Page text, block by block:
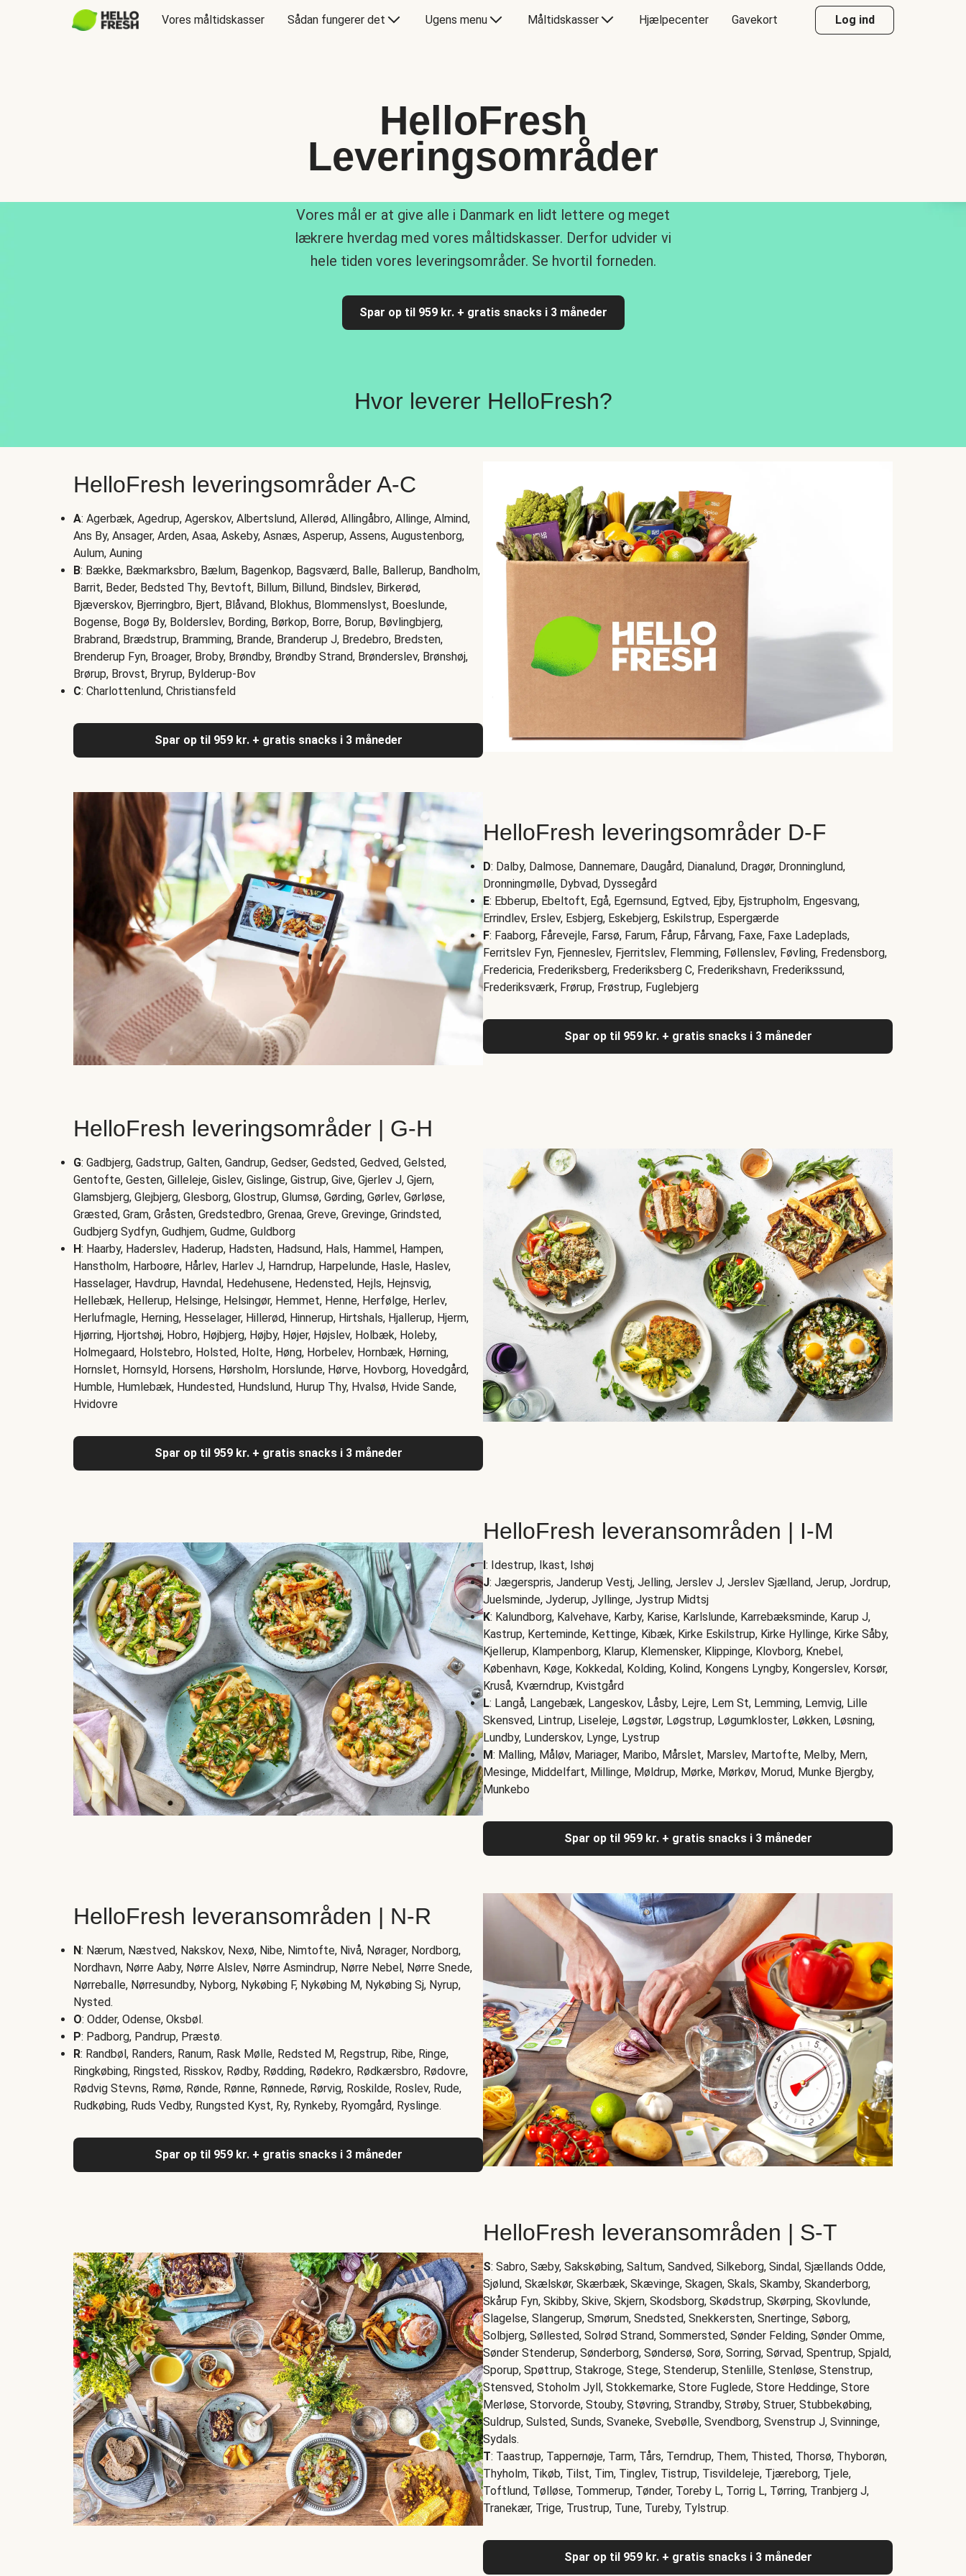
Vores måltidskasser Sådan fungerer det Ugens menu Måltidskasser Hjælpecenter Gavekort Log ind
HelloFresh
Leveringsområder
Vores mål er at give alle i Danmark en lidt lettere og meget
lækrere hverdag med vores måltidskasser. Derfor udvider vi
hele tiden vores leveringsområder. Se hvortil forneden.
Spar op til 959 kr. + gratis snacks i 3 måneder
Hvor leverer HelloFresh?
HelloFresh leveringsområder A-C
A: Agerbæk, Agedrup, Agerskov, Albertslund, Allerød, Allingåbro, Allinge, Almind,
Ans By, Ansager, Arden, Asaa, Askeby, Asnæs, Asperup, Assens, Augustenborg,
Aulum, Auning
B: Bække, Bækmarksbro, Bælum, Bagenkop, Bagsværd, Balle, Ballerup, Bandholm,
Barrit, Beder, Bedsted Thy, Bevtoft, Billum, Billund, Bindslev, Birkerød,
Bjæverskov, Bjerringbro, Bjert, Blåvand, Blokhus, Blommenslyst, Boeslunde,
Bogense, Bogø By, Bolderslev, Bording, Børkop, Borre, Borup, Bøvlingbjerg,
Brabrand, Brædstrup, Bramming, Brande, Branderup J, Bredebro, Bredsten,
Brenderup Fyn, Broager, Broby, Brøndby, Brøndby Strand, Brønderslev, Brønshøj,
Brørup, Brovst, Bryrup, Bylderup-Bov
C: Charlottenlund, Christiansfeld
Spar op til 959 kr. + gratis snacks i 3 måneder
HelloFresh leveringsområder D-F
D: Dalby, Dalmose, Dannemare, Daugård, Dianalund, Dragør, Dronninglund,
Dronningmølle, Dybvad, Dyssegård
E: Ebberup, Ebeltoft, Egå, Egernsund, Egtved, Ejby, Ejstrupholm, Engesvang,
Errindlev, Erslev, Esbjerg, Eskebjerg, Eskilstrup, Espergærde
F: Faaborg, Fårevejle, Farsø, Farum, Fårup, Fårvang, Faxe, Faxe Ladeplads,
Ferritslev Fyn, Fjenneslev, Fjerritslev, Flemming, Føllenslev, Føvling, Fredensborg,
Fredericia, Frederiksberg, Frederiksberg C, Frederikshavn, Frederikssund,
Frederiksværk, Frørup, Frøstrup, Fuglebjerg
Spar op til 959 kr. + gratis snacks i 3 måneder
HelloFresh leveringsområder | G-H
G: Gadbjerg, Gadstrup, Galten, Gandrup, Gedser, Gedsted, Gedved, Gelsted,
Gentofte, Gesten, Gilleleje, Gislev, Gislinge, Gistrup, Give, Gjerlev J, Gjern,
Glamsbjerg, Glejbjerg, Glesborg, Glostrup, Glumsø, Gørding, Gørlev, Gørløse,
Græsted, Gram, Gråsten, Gredstedbro, Grenaa, Greve, Grevinge, Grindsted,
Gudbjerg Sydfyn, Gudhjem, Gudme, Guldborg
H: Haarby, Haderslev, Haderup, Hadsten, Hadsund, Hals, Hammel, Hampen,
Hanstholm, Harboøre, Hårlev, Harlev J, Harndrup, Harpelunde, Hasle, Haslev,
Hasselager, Havdrup, Havndal, Hedehusene, Hedensted, Hejls, Hejnsvig,
Hellebæk, Hellerup, Helsinge, Helsingør, Hemmet, Henne, Herfølge, Herlev,
Herlufmagle, Herning, Hesselager, Hillerød, Hinnerup, Hirtshals, Hjallerup, Hjerm,
Hjørring, Hjortshøj, Hobro, Højbjerg, Højby, Højer, Højslev, Holbæk, Holeby,
Holmegaard, Holstebro, Holsted, Holte, Høng, Horbelev, Hornbæk, Hørning,
Hornslet, Hornsyld, Horsens, Hørsholm, Horslunde, Hørve, Hovborg, Hovedgård,
Humble, Humlebæk, Hundested, Hundslund, Hurup Thy, Hvalsø, Hvide Sande,
Hvidovre
Spar op til 959 kr. + gratis snacks i 3 måneder
HelloFresh leveransområden | I-M
I: Idestrup, Ikast, Ishøj
J: Jægerspris, Janderup Vestj, Jelling, Jerslev J, Jerslev Sjælland, Jerup, Jordrup,
Juelsminde, Jyderup, Jyllinge, Jystrup Midtsj
K: Kalundborg, Kalvehave, Karby, Karise, Karlslunde, Karrebæksminde, Karup J,
Kastrup, Kerteminde, Kettinge, Kibæk, Kirke Eskilstrup, Kirke Hyllinge, Kirke Såby,
Kjellerup, Klampenborg, Klarup, Klemensker, Klippinge, Klovborg, Knebel,
København, Køge, Kokkedal, Kolding, Kolind, Kongens Lyngby, Kongerslev, Korsør,
Kruså, Kværndrup, Kvistgård
L: Langå, Langebæk, Langeskov, Låsby, Lejre, Lem St, Lemming, Lemvig, Lille
Skensved, Lintrup, Liseleje, Løgstør, Løgstrup, Løgumkloster, Løkken, Løsning,
Lundby, Lunderskov, Lynge, Lystrup
M: Malling, Måløv, Mariager, Maribo, Mårslet, Marslev, Martofte, Melby, Mern,
Mesinge, Middelfart, Millinge, Møldrup, Mørke, Mørkøv, Morud, Munke Bjergby,
Munkebo
Spar op til 959 kr. + gratis snacks i 3 måneder
HelloFresh leveransområden | N-R
N: Nærum, Næstved, Nakskov, Nexø, Nibe, Nimtofte, Nivå, Nørager, Nordborg,
Nordhavn, Nørre Aaby, Nørre Alslev, Nørre Asmindrup, Nørre Nebel, Nørre Snede,
Nørreballe, Nørresundby, Nyborg, Nykøbing F, Nykøbing M, Nykøbing Sj, Nyrup,
Nysted.
O: Odder, Odense, Oksbøl.
P: Padborg, Pandrup, Præstø.
R: Randbøl, Randers, Ranum, Rask Mølle, Redsted M, Regstrup, Ribe, Ringe,
Ringkøbing, Ringsted, Risskov, Rødby, Rødding, Rødekro, Rødkærsbro, Rødovre,
Rødvig Stevns, Rømø, Rønde, Rønne, Rønnede, Rørvig, Roskilde, Roslev, Rude,
Rudkøbing, Ruds Vedby, Rungsted Kyst, Ry, Rynkeby, Ryomgård, Ryslinge.
Spar op til 959 kr. + gratis snacks i 3 måneder
HelloFresh leveransområden | S-T
S: Sabro, Sæby, Sakskøbing, Saltum, Sandved, Silkeborg, Sindal, Sjællands Odde,
Sjølund, Skælskør, Skærbæk, Skævinge, Skagen, Skals, Skamby, Skanderborg,
Skårup Fyn, Skibby, Skive, Skjern, Skodsborg, Skødstrup, Skørping, Skovlunde,
Slagelse, Slangerup, Smørum, Snedsted, Snekkersten, Snertinge, Søborg,
Solbjerg, Søllested, Solrød Strand, Sommersted, Sønder Felding, Sønder Omme,
Sønder Stenderup, Sønderborg, Søndersø, Sorø, Sorring, Sørvad, Spentrup, Spjald,
Sporup, Spøttrup, Stakroge, Stege, Stenderup, Stenlille, Stenløse, Stenstrup,
Stensved, Stoholm Jyll, Stokkemarke, Store Fuglede, Store Heddinge, Store
Merløse, Storvorde, Stouby, Støvring, Strandby, Strøby, Struer, Stubbekøbing,
Suldrup, Sulsted, Sunds, Svaneke, Svebølle, Svendborg, Svenstrup J, Svinninge,
Sydals.
T: Taastrup, Tappernøje, Tarm, Tårs, Terndrup, Them, Thisted, Thorsø, Thyborøn,
Thyholm, Tikøb, Tilst, Tim, Tinglev, Tistrup, Tisvildeleje, Tjæreborg, Tjele,
Toftlund, Tølløse, Tommerup, Tønder, Toreby L, Torrig L, Tørring, Tranbjerg J,
Tranekær, Trige, Trustrup, Tune, Tureby, Tylstrup.
Spar op til 959 kr. + gratis snacks i 3 måneder